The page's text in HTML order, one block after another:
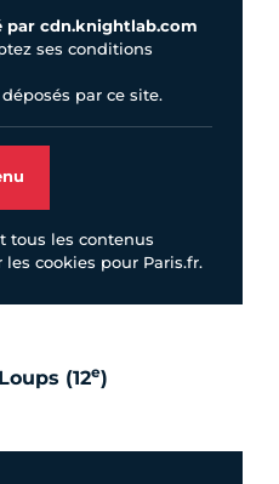
par cdn.knightlab.com
ses conditions
par ce site.
tous les contenus
cookies pour Paris.fr.
(12e)